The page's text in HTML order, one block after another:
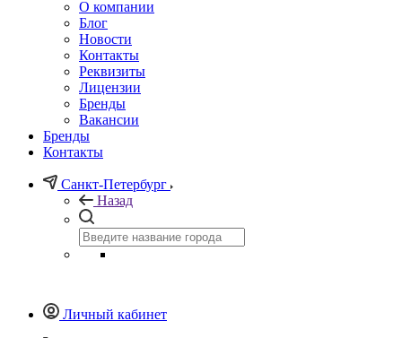
О компании
Блог
Новости
Контакты
Реквизиты
Лицензии
Бренды
Вакансии
Бренды
Контакты
Санкт-Петербург
Назад
Личный кабинет